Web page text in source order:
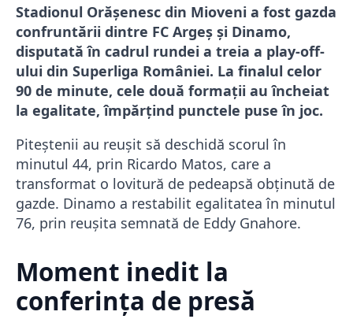
Stadionul Orășenesc din Mioveni a fost gazda
confruntării dintre FC Argeș și Dinamo,
disputată în cadrul rundei a treia a play-off-
ului din Superliga României. La finalul celor
90 de minute, cele două formații au încheiat
la egalitate, împărțind punctele puse în joc.
Piteștenii au reușit să deschidă scorul în
minutul 44, prin Ricardo Matos, care a
transformat o lovitură de pedeapsă obținută de
gazde. Dinamo a restabilit egalitatea în minutul
76, prin reușita semnată de Eddy Gnahore.
Moment inedit la
conferința de presă